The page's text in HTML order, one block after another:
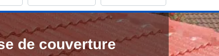
de couverture